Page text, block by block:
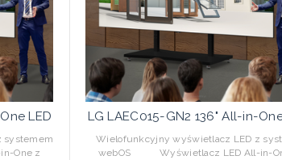
LED
One z
LG LAEC015-GN2 136" All-in-
Wielofunkcyjny wyświetlacz LED z
webOS Wyświetlacz LED All-in-